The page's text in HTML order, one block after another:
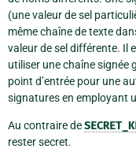
(une valeur de sel
même chaîne de texte
valeur de sel différente. Il
utiliser une chaîne signée
point d’entrée pour une
signatures en employant
Au contraire de
rester secret.